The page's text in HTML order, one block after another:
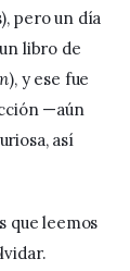
pero un día
libro de
), y ese fue
—aún
así
que leemos